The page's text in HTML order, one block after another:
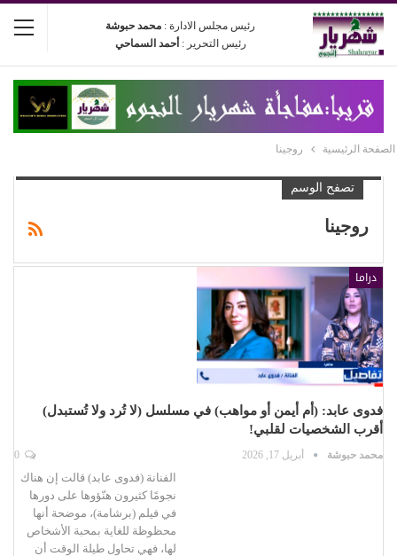
رئيس مجلس الادارة : محمد حبوشة
رئيس التحرير : أحمد السماحي
الصفحة الرئيسية روجينا
تصفح الوسم
روجينا
دراما
فدوى عابد: (أم أيمن أو مواهب) في مسلسل (لا تُرد ولا تُستبدل)
أقرب الشخصيات لقلبي!
محمد حبوشة أبريل 17, 2026
الفنانة (فدوى عابد) قالت إن هناك
نجومًا كثيرون هنّؤوها على دورها
في فيلم (برشامة)، موضحة أنها
محظوظة للغاية بمحبة الأشخاص
لها، فهي تحاول طيلة الوقت أن